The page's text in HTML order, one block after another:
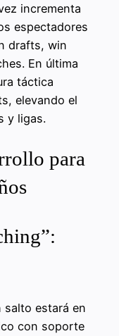
incrementa
espectadores
drafts, win
En última
táctica
elevando el
y ligas.
para
salto estará en
con soporte